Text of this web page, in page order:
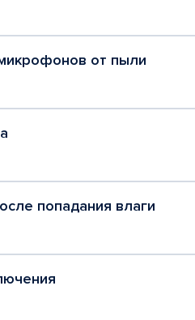
от пыли
попадания влаги